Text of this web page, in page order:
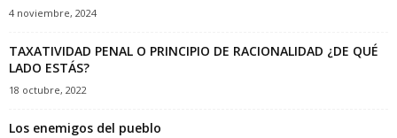
4 noviembre, 2024
TAXATIVIDAD PENAL O PRINCIPIO DE RACIONALIDAD ¿DE QUÉ
LADO ESTÁS?
18 octubre, 2022
Los enemigos del pueblo